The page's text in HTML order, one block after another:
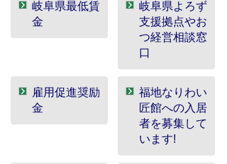
岐阜県最低賃
金
岐阜県よろず
支援拠点やお
つ経営相談窓
口
雇用促進奨励
金
福地なりわい
匠館への入居
者を募集して
います!